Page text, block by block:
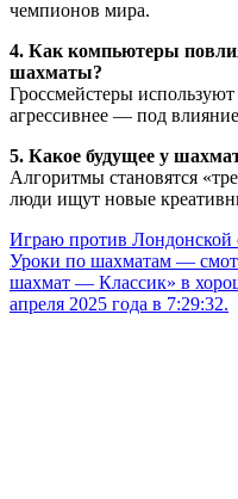
чемпионов мира.
4. Как компьютеры
шахматы?
Гроссмейстеры
агрессивнее — под
5. Какое будущее у
Алгоритмы становятся
люди ищут новые
Играю против Лондонской
Уроки по шахматам —
шахмат — Классик» в
апреля 2025 года в 7:29:32.